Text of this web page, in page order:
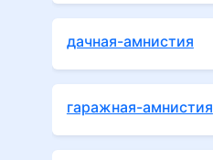
дачная-амнистия
гаражная-амнистия